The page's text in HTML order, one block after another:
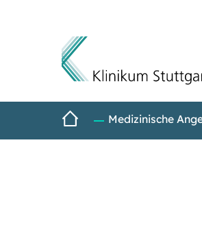
Direkt zum Inhalt
StartseiteMedizinische